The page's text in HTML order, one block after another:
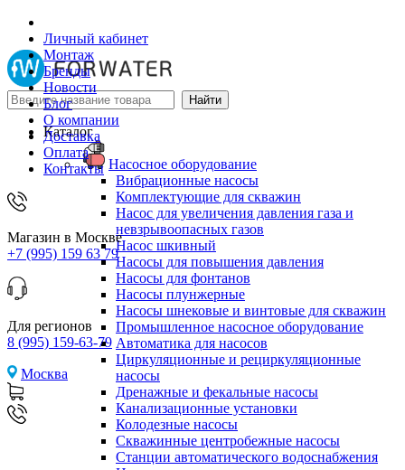
Личный кабинет
Монтаж
Бренды
Новости
Блог
О компании
Доставка
Оплата
Контакты
Магазин в Москве
+7 (995) 159 63 79
Для регионов
8 (995) 159-63-79
Москва
Каталог
Насосное оборудование
Вибрационные насосы
Комплектующие для скважин
Насос для увеличения давления газа и
невзрывоопасных газов
Насос шкивный
Насосы для повышения давления
Насосы для фонтанов
Насосы плунжерные
Насосы шнековые и винтовые для скважин
Промышленное насосное оборудование
Автоматика для насосов
Циркуляционные и рециркуляционные
насосы
Дренажные и фекальные насосы
Канализационные установки
Колодезные насосы
Скважинные центробежные насосы
Станции автоматического водоснабжения